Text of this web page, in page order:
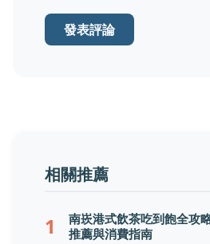
發表評論
相關推薦
1
南崁港式飲茶吃到飽全攻
推薦與消費指南